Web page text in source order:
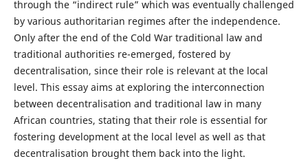
through the “indirect rule” which was eventually challenged
by various authoritarian regimes after the independence.
Only after the end of the Cold War traditional law and
traditional authorities re-emerged, fostered by
decentralisation, since their role is relevant at the local
level. This essay aims at exploring the interconnection
between decentralisation and traditional law in many
African countries, stating that their role is essential for
fostering development at the local level as well as that
decentralisation brought them back into the light.